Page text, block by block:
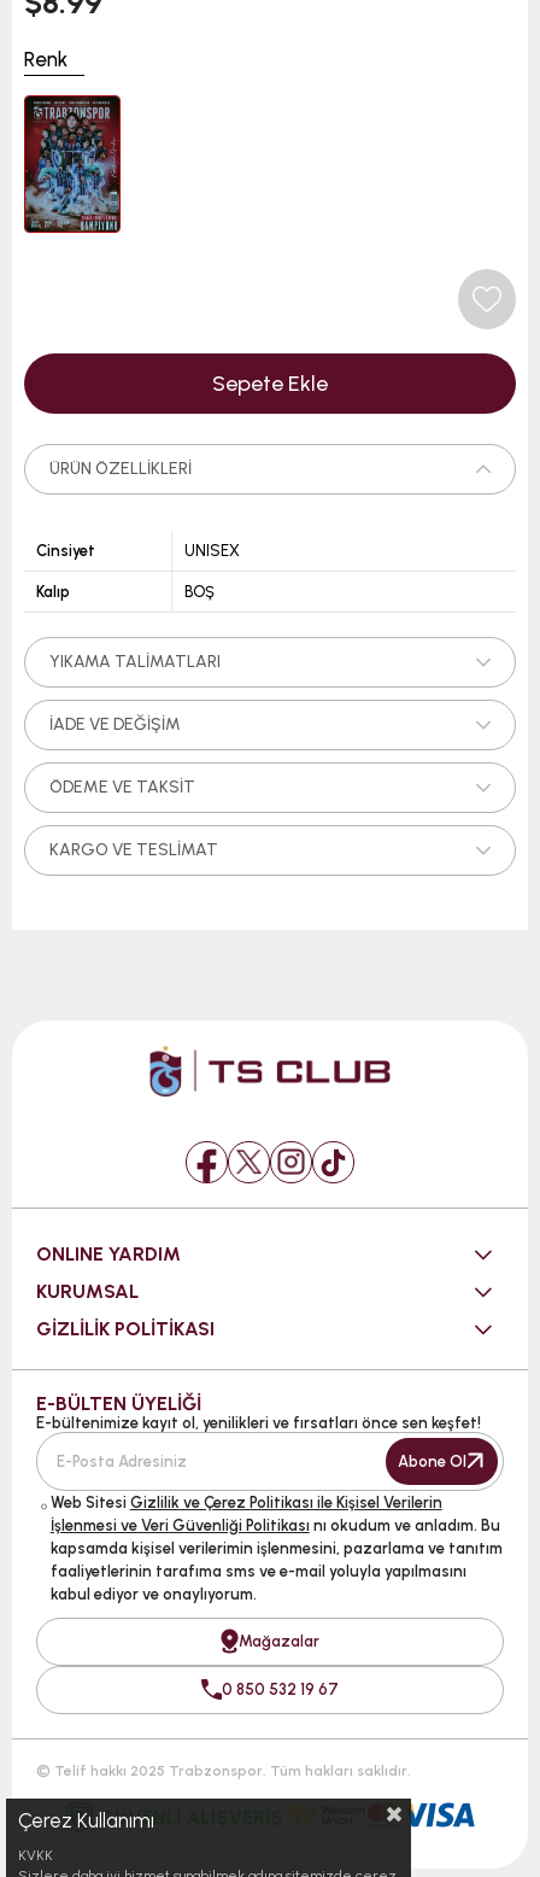
Renk
ÜRÜN ÖZELLIKLERI
Cinsiyet UNISEX
Kalıp BOŞ
YIKAMA TALIMATLARI
İADE VE DEĞIŞIM
ÖDEME VE TAKSIT
KARGO VE TESLIMAT
ONLINE YARDIM
KURUMSAL
GİZLİLİK POLİTİKASI
E-BÜLTEN ÜYELİĞİ
E-bültenimize kayıt ol, yenilikleri ve fırsatları önce sen keşfet!
Abone Ol
Web Sitesi Gizlilik ve Çerez Politikası ile Kişisel Verilerin
İşlenmesi ve Veri Güvenliği Politikası nı okudum ve anladım. Bu
kapsamda kişisel verilerimin işlenmesini, pazarlama ve tanıtım
faaliyetlerinin tarafıma sms ve e-mail yoluyla yapılmasını
kabul ediyor ve onaylıyorum.
Mağazalar
0 850 532 19 67
© Telif hakkı 2025 Trabzonspor. Tüm hakları saklıdır.
Çerez Kullanımı
KVKK